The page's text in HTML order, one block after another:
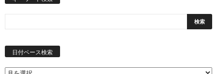
日付ベース検索